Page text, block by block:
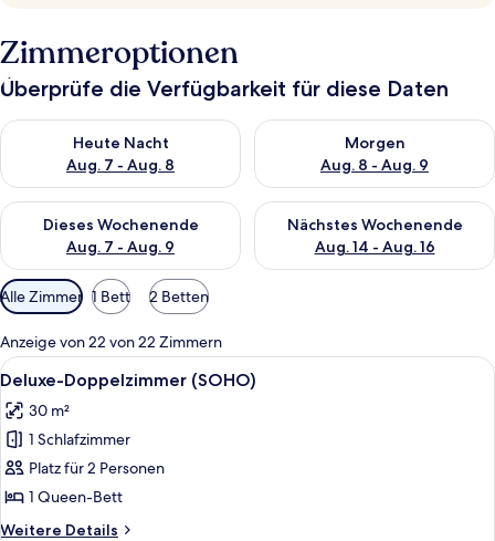
Zimmeroptionen
Überprüfe die Verfügbarkeit für diese Daten
Heute Nacht
Aug. 7 - Aug. 8
Überprüfe die Verfügbarkeit für heute Nacht, Aug. 7 - Aug. 8.
Morgen
Aug. 8 - Aug. 9
Überprüfe die Verfügbarkeit
Dieses Wochenende
Aug. 7 - Aug. 9
Überprüfe die Verfügbarkeit für dieses Wochenende, Aug. 7
Nächstes Wochenende
Aug. 14 - Aug. 16
Überprüfe die Verfügbarkeit
Verfügbare
Filter
für
Zimmer
Alle Zimmer 1 Bett 2 Betten
Anzeige von 22 von 22 Zimmern
Alle
Fotos
für
Deluxe-
Doppelzimmer
(SOHO)
anzeigen
Hochwertige Bettwaren, Betten mit
4
Deluxe-Doppelzimmer (SOHO)
30 m²
1 Schlafzimmer
Platz für 2 Personen
1 Queen-Bett
Weitere Details
Weitere